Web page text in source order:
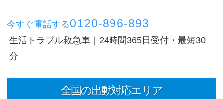
今すぐ電話する0120-896-893
生活トラブル救急車｜24時間365日受付・最短30
分
全国の出動対応エリア